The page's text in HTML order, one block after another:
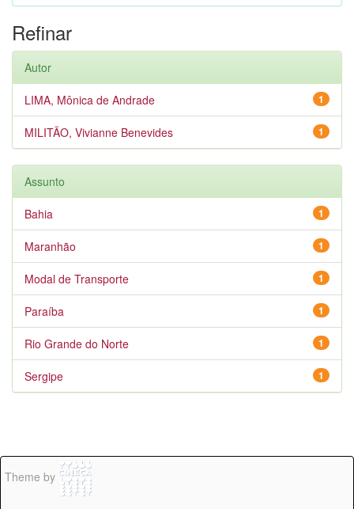
Refinar
Autor
1
LIMA, Mônica de Andrade
1
MILITÃO, Vivianne Benevides
Assunto
1
Bahia
1
Maranhão
1
Modal de Transporte
1
Paraíba
1
Rio Grande do Norte
1
Sergipe
Theme by